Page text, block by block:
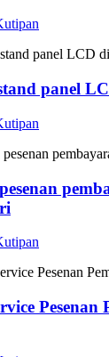
panel
Pesenan